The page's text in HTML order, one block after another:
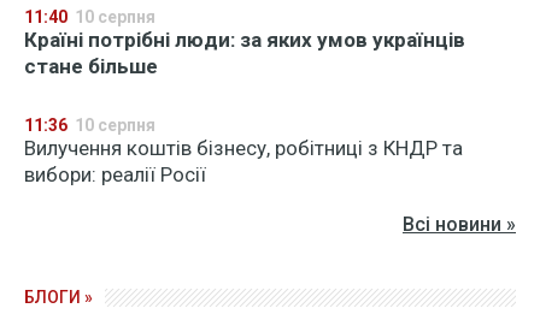
11:40 10 серпня
Країні потрібні люди: за яких умов українців
стане більше
11:36 10 серпня
Вилучення коштів бізнесу, робітниці з КНДР та
вибори: реалії Росії
Всі новини »
БЛОГИ »